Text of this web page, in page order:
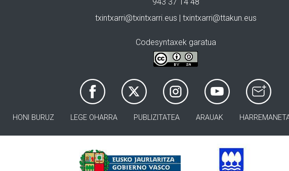
txintxarri@txintxarri.eus | txintxarri@ttakun.eus
Codesyntaxek garatua
HONI BURUZ LEGE OHARRA PUBLIZITATEA ARAUAK